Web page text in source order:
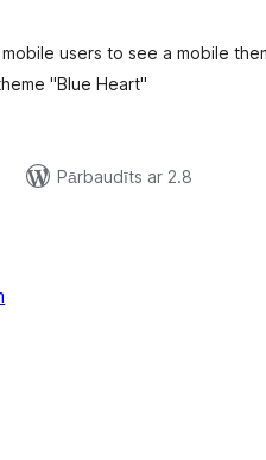
users to see a mobile
"Blue Heart"
Pārbaudīts ar 2.8